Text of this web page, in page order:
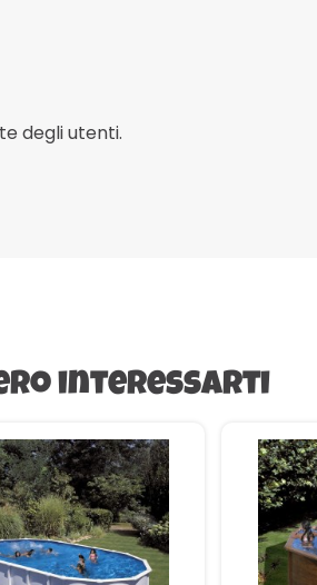
degli utenti.
interessarti